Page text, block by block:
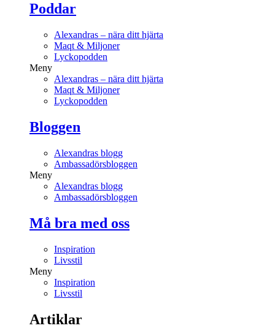
Poddar
Alexandras – nära ditt hjärta
Maqt & Miljoner
Lyckopodden
Meny
Alexandras – nära ditt hjärta
Maqt & Miljoner
Lyckopodden
Bloggen
Alexandras blogg
Ambassadörsbloggen
Meny
Alexandras blogg
Ambassadörsbloggen
Må bra med oss
Inspiration
Livsstil
Meny
Inspiration
Livsstil
Artiklar